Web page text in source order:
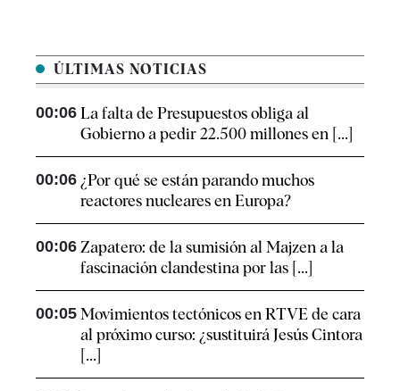
ÚLTIMAS NOTICIAS
00:06 La falta de Presupuestos obliga al
Gobierno a pedir 22.500 millones en [...]
00:06 ¿Por qué se están parando muchos
reactores nucleares en Europa?
00:06 Zapatero: de la sumisión al Majzen a la
fascinación clandestina por las [...]
00:05 Movimientos tectónicos en RTVE de cara
al próximo curso: ¿sustituirá Jesús Cintora
[...]